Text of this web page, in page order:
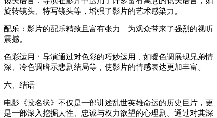
旋转镜头、特写镜头等，增强了影片的艺术感染力。
配乐：影片的配乐精致且富有张力，为观众带来了强烈的视听
震撼。
色彩运用：导演通过对色彩的巧妙运用，如暖色调展现兄弟情
深、冷色调暗示悲剧结局等，使影片的情感表达更加丰富。
六、结语
电影《投名状》不仅是一部讲述乱世英雄命运的历史巨片，更
是一部深入挖掘人性、忠诚与权力欲望的心理剧。通过对其深